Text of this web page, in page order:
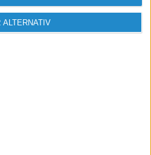
ALTERNATIV
bra nyhetsbrev